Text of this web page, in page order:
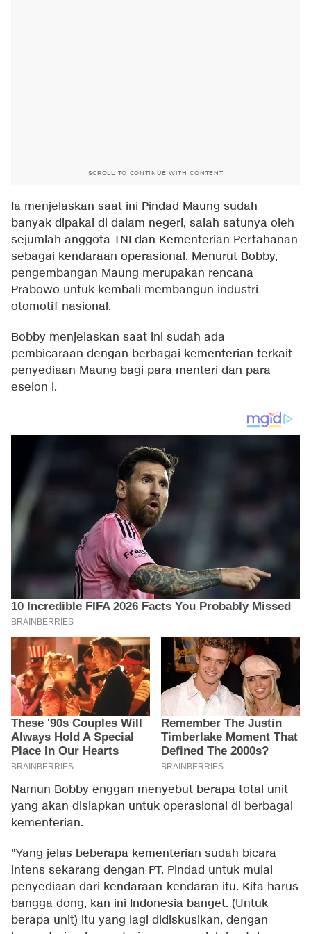
SCROLL TO CONTINUE WITH CONTENT
Ia menjelaskan saat ini Pindad Maung sudah
banyak dipakai di dalam negeri, salah satunya oleh
sejumlah anggota TNI dan Kementerian Pertahanan
sebagai kendaraan operasional. Menurut Bobby,
pengembangan Maung merupakan rencana
Prabowo untuk kembali membangun industri
otomotif nasional.
Bobby menjelaskan saat ini sudah ada
pembicaraan dengan berbagai kementerian terkait
penyediaan Maung bagi para menteri dan para
eselon l.
Namun Bobby enggan menyebut berapa total unit
yang akan disiapkan untuk operasional di berbagai
kementerian.
"Yang jelas beberapa kementerian sudah bicara
intens sekarang dengan PT. Pindad untuk mulai
penyediaan dari kendaraan-kendaran itu. Kita harus
bangga dong, kan ini Indonesia banget. (Untuk
berapa unit) itu yang lagi didiskusikan, dengan